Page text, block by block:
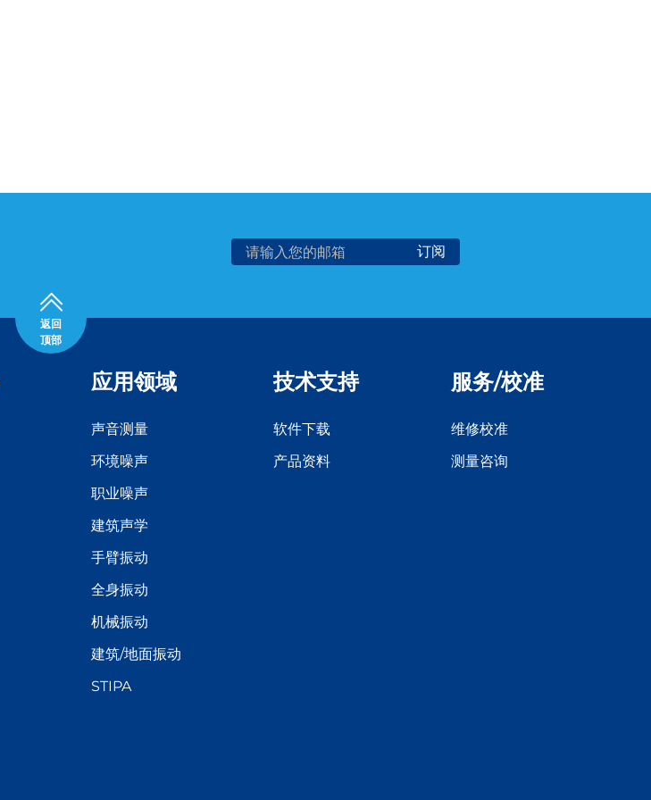
返回
顶部
应用领域
声音测量
环境噪声
职业噪声
建筑声学
手臂振动
全身振动
机械振动
建筑/地面振动
STIPA
技术支持
软件下载
产品资料
服务/校准
维修校准
测量咨询